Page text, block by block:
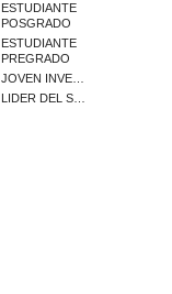
ESTUDIANTE
POSGRADO
ESTUDIANTE
PREGRADO
JOVEN INVE…
LIDER DEL S…